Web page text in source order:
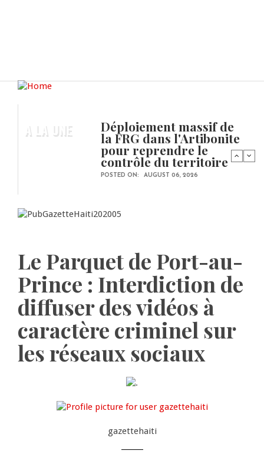
A LA UNE Déploiement massif de
la FRG dans l'Artibonite
pour reprendre le
contrôle du territoire
POSTED ON: AUGUST 06, 2026
Le Parquet de Port-au-
Prince : Interdiction de
diffuser des vidéos à
caractère criminel sur
les réseaux sociaux
gazettehaiti